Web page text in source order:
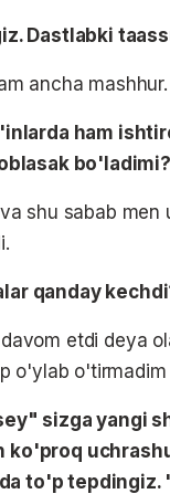
. Dastlabki
ancha
ham
bo'ladimi?
shu sabab
qanday
etdi deya
o'ylab o'tirmadim
" sizga yangi
ko'proq
to'ptepdingiz.